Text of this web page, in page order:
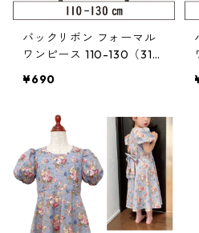
バックリボン フォーマル
ワンピース 110-130（318
¥690